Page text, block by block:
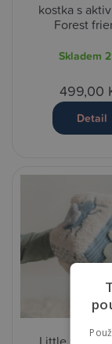
kostka s
Forest
Skladem
499,00
Detail